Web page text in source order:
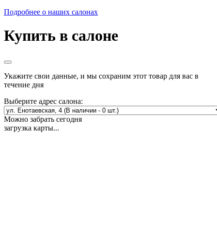
Подробнее о наших салонах
Купить в салоне
Укажите свои данные, и мы сохраним этот товар для вас в
течение дня
Выберите адрес салона:
Можно забрать сегодня
загрузка карты...